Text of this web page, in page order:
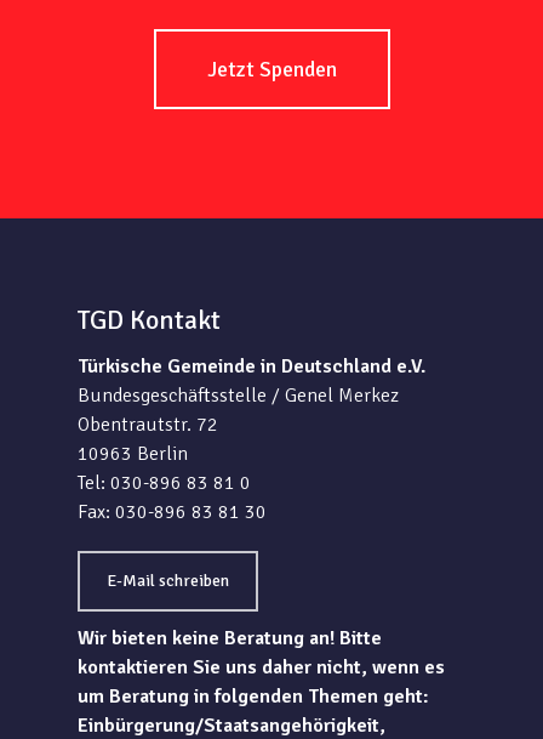
Jetzt Spenden
TGD Kontakt
Türkische Gemeinde in Deutschland e.V.
Bundesgeschäftsstelle / Genel Merkez
Obentrautstr. 72
10963 Berlin
Tel: 030-896 83 81 0
Fax: 030-896 83 81 30
E-Mail schreiben
Wir bieten keine Beratung an! Bitte
kontaktieren Sie uns daher nicht, wenn es
um Beratung in folgenden Themen geht:
Einbürgerung/Staatsangehörigkeit,